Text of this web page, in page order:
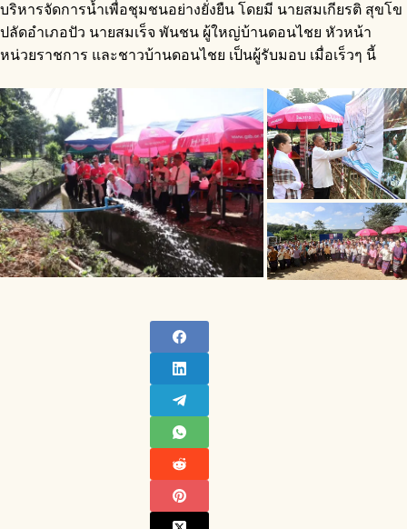
บริหารจัดการน้ำเพื่อชุมชนอย่างยั่งยืน โดยมี นายสมเกียรติ สุขโข
ปลัดอำเภอปัว นายสมเร็จ พันชน ผู้ใหญ่บ้านดอนไชย หัวหน้า
หน่วยราชการ และชาวบ้านดอนไชย เป็นผู้รับมอบ เมื่อเร็วๆ นี้